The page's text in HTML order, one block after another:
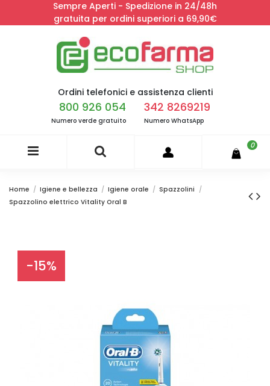
Sempre Aperti - Spedizione in 24/48h
gratuita per ordini superiori a 69,90€
Ordini telefonici e assistenza clienti
800 926 054
Numero verde gratuito
342 8269219
Numero WhatsApp
0
Home Igiene e bellezza Igiene orale
Spazzolini
Spazzolino elettrico Vitality Oral B
-15%